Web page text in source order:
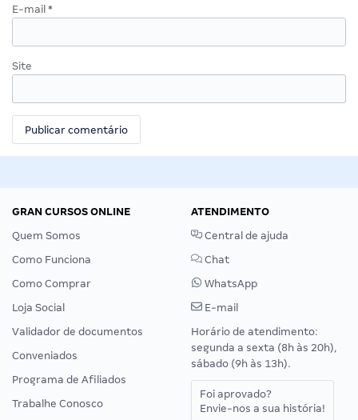
E-mail *
Site
GRAN CURSOS ONLINE
Quem Somos
Como Funciona
Como Comprar
Loja Social
Validador de documentos
Conveniados
Programa de Afiliados
Trabalhe Conosco
ATENDIMENTO
Central de ajuda
Chat
WhatsApp
E-mail
Horário de atendimento:
segunda a sexta (8h às 20h),
sábado (9h às 13h).
Foi aprovado?
Envie-nos a sua história!